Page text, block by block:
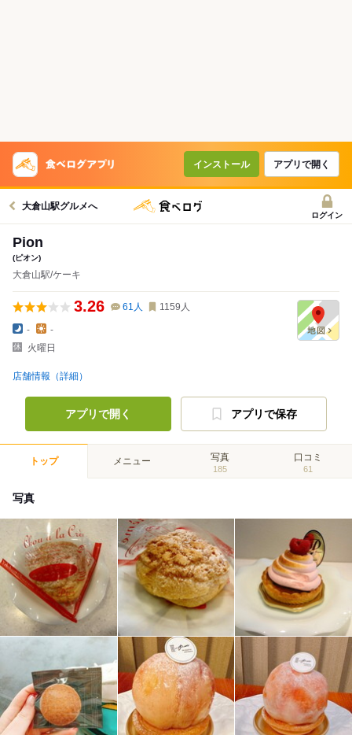
インストール アプリで開く
大倉山駅グルメへ
ログイン
Pion
(ピオン)
大倉山駅/ケーキ
3.26 61 人 1159 人
-
-
火曜日
店舗情報（詳細）
アプリで開く アプリで保存
トップ メニュー 写真
185
口コミ
61
写真